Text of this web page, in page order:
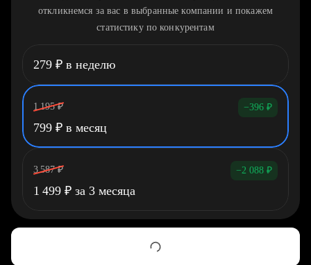
откликнемся за вас в выбранные компании и покажем
статистику по конкурентам
279 ₽ в неделю
1 195 ₽ −396 ₽
799 ₽ в месяц
3 587 ₽ −2 088 ₽
1 499 ₽ за 3 месяца